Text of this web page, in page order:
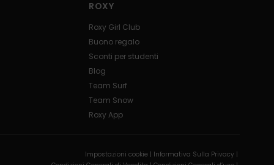
ROXY
Roxy Girl Club
Buono regalo
Sconti per studenti
Blog
Team Surf
Team Snow
Roxy App
Impostazioni cookie | Informativa Sulla Privacy |